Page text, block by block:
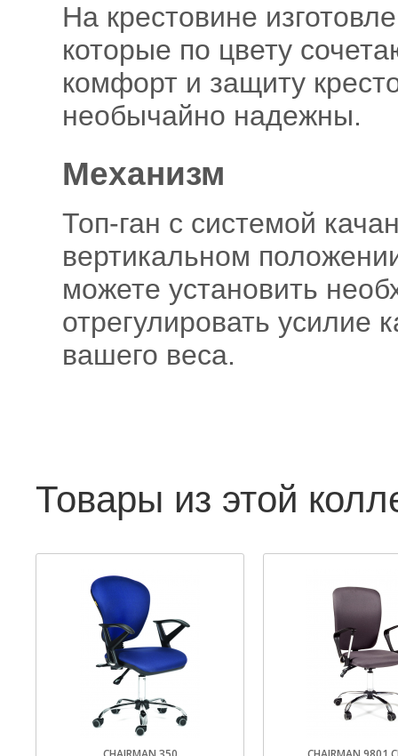
На крестовине
которые по цвету
комфорт и защиту
необычайно надежны.
Механизм
Топ-ган с системой
вертикальном
можете установить
отрегулировать усилие
вашего веса.
Товары из этой